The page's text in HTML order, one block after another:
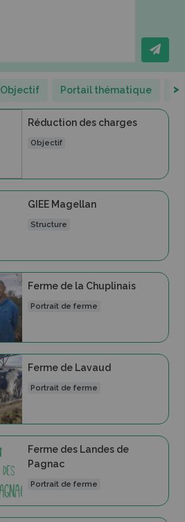
Objectif Portail thématique >
Réduction des charges
Objectif
GIEE Magellan
Structure
Ferme de la Chuplinais
Portrait de ferme
Ferme de Lavaud
Portrait de ferme
Ferme des Landes de
Pagnac
Portrait de ferme